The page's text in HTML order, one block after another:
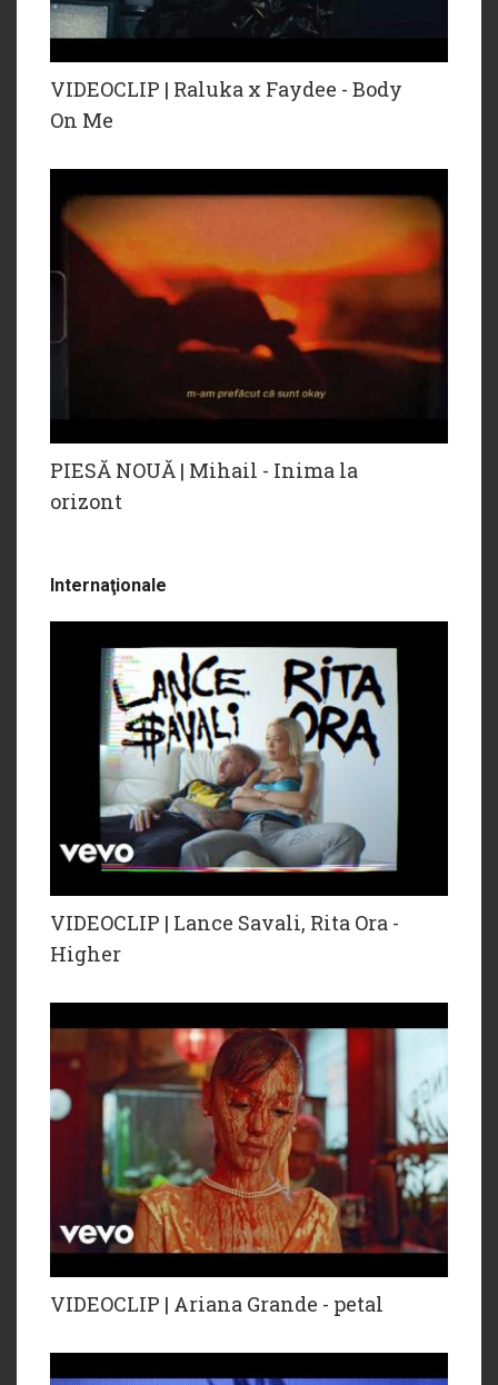
VIDEOCLIP | Raluka x Faydee - Body
On Me
PIESĂ NOUĂ | Mihail - Inima la
orizont
Internaţionale
VIDEOCLIP | Lance Savali, Rita Ora -
Higher
VIDEOCLIP | Ariana Grande - petal